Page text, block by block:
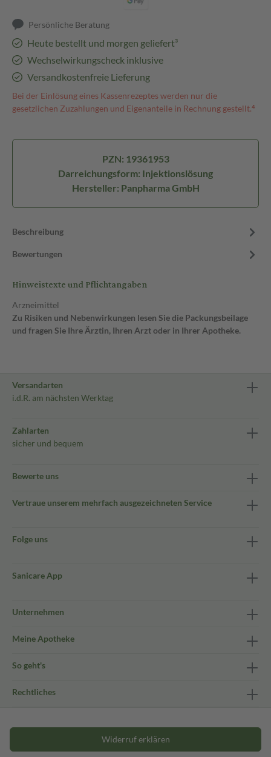
Persönliche Beratung
Heute bestellt und morgen geliefert³
Wechselwirkungscheck inklusive
Versandkostenfreie Lieferung
Bei der Einlösung eines Kassenrezeptes werden nur die
gesetzlichen Zuzahlungen und Eigenanteile in Rechnung gestellt.⁴
PZN: 19361953
Darreichungsform: Injektionslösung
Hersteller: Panpharma GmbH
Beschreibung
Bewertungen
Hinweistexte und Pflichtangaben
Arzneimittel
Zu Risiken und Nebenwirkungen lesen Sie die Packungsbeilage
und fragen Sie Ihre Ärztin, Ihren Arzt oder in Ihrer Apotheke.
Versandarten
i.d.R. am nächsten Werktag
Zahlarten
sicher und bequem
Bewerte uns
Vertraue unserem mehrfach ausgezeichneten Service
Folge uns
Sanicare App
Unternehmen
Meine Apotheke
So geht's
Rechtliches
Widerruf erklären